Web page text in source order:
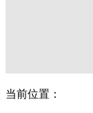
当前位置：